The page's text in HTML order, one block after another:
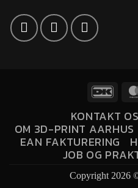
KONTAKT OS
OM 3D-PRINT AARHUS
EAN FAKTURERING
JOB OG
Copyright 2026